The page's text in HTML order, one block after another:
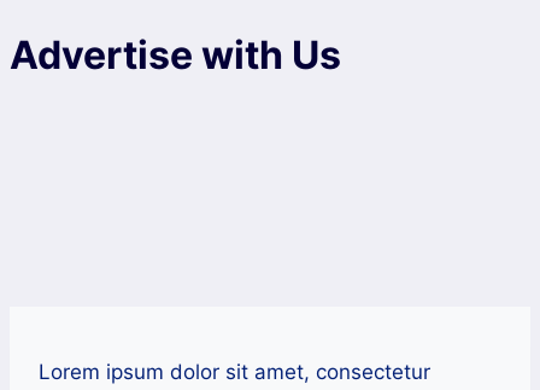
Advertise with Us
Lorem ipsum dolor sit amet, consectetur